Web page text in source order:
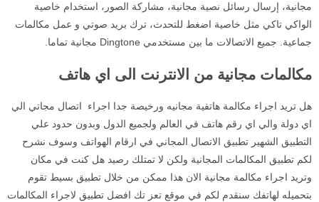
مجانية، إرسال رسائل نصية مجانية، مشاركة الصور، استخدام خاصية
الواكي تاكي مثل خاصية اضغط للتحدث، ترك بريد صوتي و عمل مكالمات
جماعية. جميع الاتصالات ما بين مستخدمي Dingtone مجانية تماما.
مكالمات مجانية من الانترنت الى اي هاتف
هل تريد اجراء مكالمة هاتفية مجانيه ورخيصة جدا اجراء اتصال مجاتي الي
اي دولة والي اي رقم هاتف في العالم ولجميع الدول وبدون حدود علي
التطبيق الشهير تطبيق الاتصال المجاني في ارقام الهواتف وسوف نشرح
لكم تطبيق المكالمات المجانية ولكن لا تمتلك رصيد هل كنت في مكان
وتريد اجراء مكالمة مجانية الان هذا ممكن من خلال تطبيق بسيط تقوم
بتحميله لهاتفك سنقدم لكم في موقع تعز تك افضل تطبيق لاجراء المكالمات